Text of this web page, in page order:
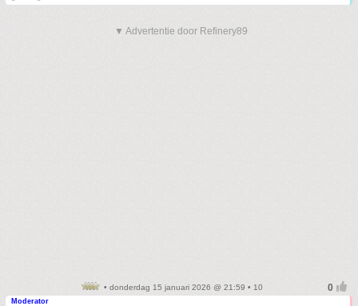
▼ Advertentie door Refinery89
• donderdag 15 januari 2026 @ 21:59 • 10
Moderator